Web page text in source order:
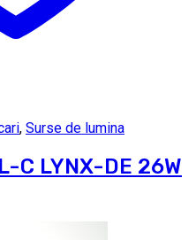
, Surse de lumina
C LYNX-DE 26W